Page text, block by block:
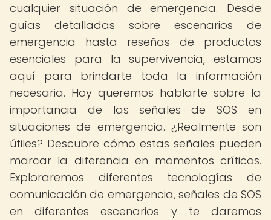
cualquier situación de emergencia. Desde
guías detalladas sobre escenarios de
emergencia hasta reseñas de productos
esenciales para la supervivencia, estamos
aquí para brindarte toda la información
necesaria. Hoy queremos hablarte sobre la
importancia de las señales de SOS en
situaciones de emergencia. ¿Realmente son
útiles? Descubre cómo estas señales pueden
marcar la diferencia en momentos críticos.
Exploraremos diferentes tecnologías de
comunicación de emergencia, señales de SOS
en diferentes escenarios y te daremos